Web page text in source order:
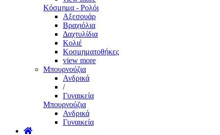
Κόσμημα - Ρολόι
Αξεσουάρ
Βραχιόλια
Δαχτυλίδια
Κολιέ
Κοσμηματοθήκες
view more
Μπουρνούζια
Ανδρικά
/
Γυναικεία
Μπουρνούζια
Ανδρικά
Γυναικεία